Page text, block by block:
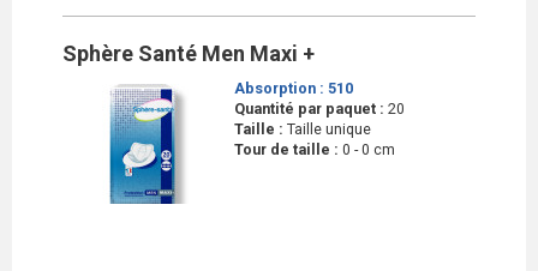
Sphère Santé Men Maxi +
Absorption : 510
Quantité par paquet : 20
Taille : Taille unique
Tour de taille : 0 - 0 cm